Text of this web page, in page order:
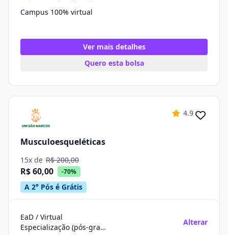
Campus 100% virtual
Ver mais detalhes
Quero esta bolsa
4.9
Musculoesqueléticas
15x de R$ 200,00
R$ 60,00 -70%
A 2° Pós é Grátis
EaD / Virtual
Especialização (pós-graduação)
Alterar